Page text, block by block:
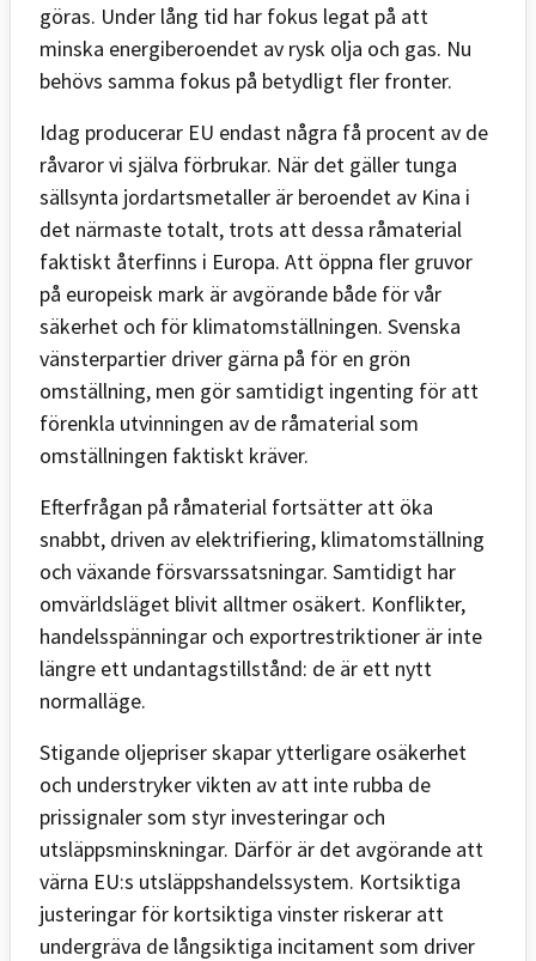
göras. Under lång tid har fokus legat på att
minska energiberoendet av rysk olja och gas. Nu
behövs samma fokus på betydligt fler fronter.
Idag producerar EU endast några få procent av de
råvaror vi själva förbrukar. När det gäller tunga
sällsynta jordartsmetaller är beroendet av Kina i
det närmaste totalt, trots att dessa råmaterial
faktiskt återfinns i Europa. Att öppna fler gruvor
på europeisk mark är avgörande både för vår
säkerhet och för klimatomställningen. Svenska
vänsterpartier driver gärna på för en grön
omställning, men gör samtidigt ingenting för att
förenkla utvinningen av de råmaterial som
omställningen faktiskt kräver.
Efterfrågan på råmaterial fortsätter att öka
snabbt, driven av elektrifiering, klimatomställning
och växande försvarssatsningar. Samtidigt har
omvärldsläget blivit alltmer osäkert. Konflikter,
handelsspänningar och exportrestriktioner är inte
längre ett undantagstillstånd: de är ett nytt
normalläge.
Stigande oljepriser skapar ytterligare osäkerhet
och understryker vikten av att inte rubba de
prissignaler som styr investeringar och
utsläppsminskningar. Därför är det avgörande att
värna EU:s utsläppshandelssystem. Kortsiktiga
justeringar för kortsiktiga vinster riskerar att
undergräva de långsiktiga incitament som driver